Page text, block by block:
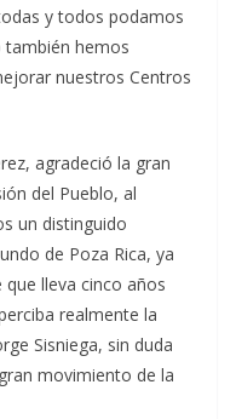
y todos podamos
hemos
nuestros Centros
agradeció la gran
del Pueblo, al
un distinguido
de Poza Rica, ya
lleva cinco años
realmente la
Sisniega, sin duda
movimiento de la